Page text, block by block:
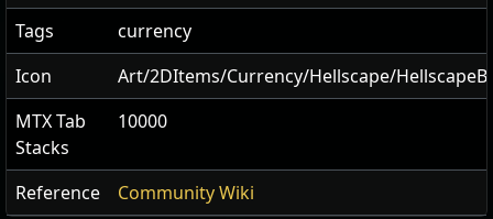
Tags
currency
Icon
Art/2DItems/Currency/Hellscape/
MTX Tab
Stacks
10000
Reference Community Wiki